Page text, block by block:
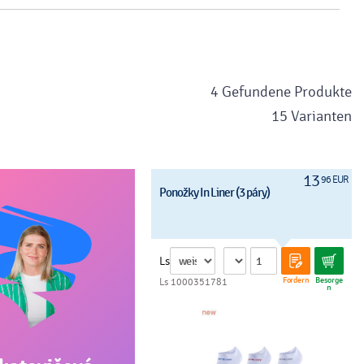
4 Gefundene Produkte
15 Varianten
1396 EUR
Ponožky In Liner (3 páry)
Ls
Fordern Besorge
n
Ls 1000351781